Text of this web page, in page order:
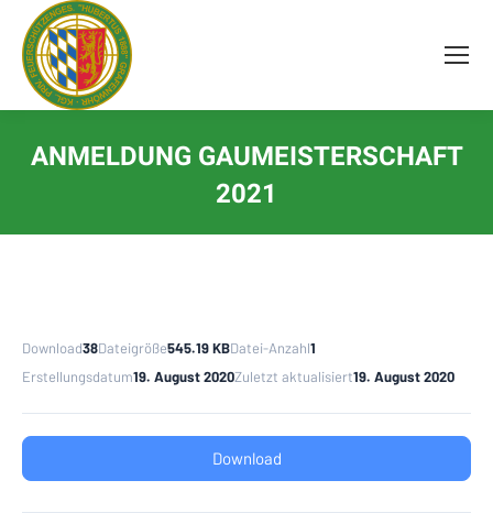
springen
ANMELDUNG GAUMEISTERSCHAFT
2021
Download38Dateigröße545.19 KBDatei-Anzahl1
Erstellungsdatum19. August 2020Zuletzt aktualisiert19. August 2020
Download